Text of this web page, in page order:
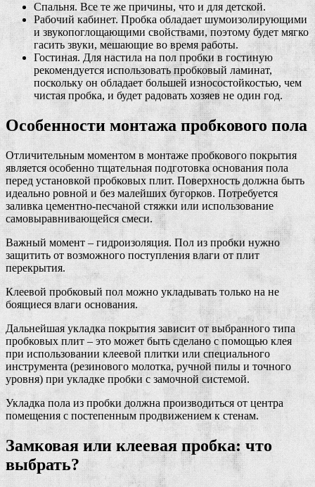
Спальня. Все те же причины, что и для детской.
Рабочий кабинет. Пробка обладает шумоизолирующими
и звукопоглощающими свойствами, поэтому будет мягко
гасить звуки, мешающие во время работы.
Гостиная. Для настила на пол пробки в гостиную
рекомендуется использовать пробковый ламинат,
поскольку он обладает большей износостойкостью, чем
чистая пробка, и будет радовать хозяев не один год.
Особенности монтажа пробкового пола
Отличительным моментом в монтаже пробкового покрытия
является особенно тщательная подготовка основания пола
перед установкой пробковых плит. Поверхность должна быть
идеально ровной и без малейших бугорков. Потребуется
заливка цементно-песчаной стяжки или использование
самовыравнивающейся смеси.
Важный момент – гидроизоляция. Пол из пробки нужно
защитить от возможного поступления влаги от плит
перекрытия.
Клеевой пробковый пол можно укладывать только на не
боящиеся влаги основания.
Дальнейшая укладка покрытия зависит от выбранного типа
пробковых плит – это может быть сделано с помощью клея
при использовании клеевой плитки или специального
инструмента (резинового молотка, ручной пилы и точного
уровня) при укладке пробки с замочной системой.
Укладка пола из пробки должна производиться от центра
помещения с постепенным продвижением к стенам.
Замковая или клеевая пробка: что
выбрать?